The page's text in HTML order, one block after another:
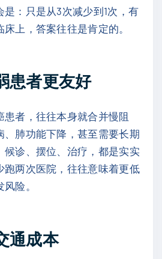
：只是从3次减少到1次，有
上，答案往往是肯定的。
患者更友好
者，往往本身就合并慢阻
、肺功能下降，甚至需要长期
候诊、摆位、治疗，都是实实
跑两次医院，往往意味着更低
险。
通成本